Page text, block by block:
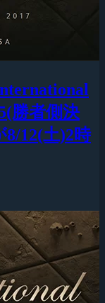
勝者側決
12(土)2時